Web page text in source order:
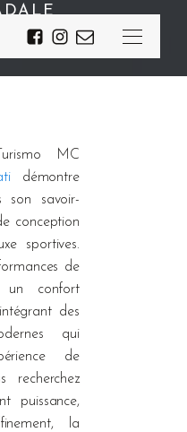
MC
démontre
son savoir-
conception
sportives.
de
confort
des
qui
de
recherchez
puissance,
la